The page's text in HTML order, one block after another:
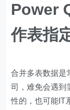
Power
作表指
合并多表数据是
司，难免会遇到
性的，也可能IT